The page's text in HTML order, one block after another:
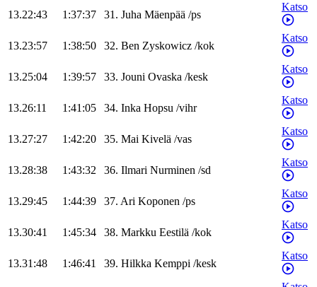
13.22:43 1:37:37 31. Juha Mäenpää /ps
Katso
13.23:57 1:38:50 32. Ben Zyskowicz /kok
Katso
13.25:04 1:39:57 33. Jouni Ovaska /kesk
Katso
13.26:11 1:41:05 34. Inka Hopsu /vihr
Katso
13.27:27 1:42:20 35. Mai Kivelä /vas
Katso
13.28:38 1:43:32 36. Ilmari Nurminen /sd
Katso
13.29:45 1:44:39 37. Ari Koponen /ps
Katso
13.30:41 1:45:34 38. Markku Eestilä /kok
Katso
13.31:48 1:46:41 39. Hilkka Kemppi /kesk
Katso